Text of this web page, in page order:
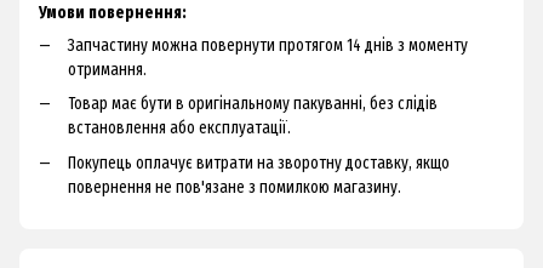
Умови повернення:
Запчастину можна повернути протягом 14 днів з моменту
отримання.
Товар має бути в оригінальному пакуванні, без слідів
встановлення або експлуатації.
Покупець оплачує витрати на зворотну доставку, якщо
повернення не пов'язане з помилкою магазину.